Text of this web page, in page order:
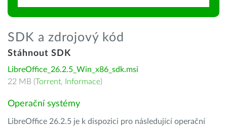
SDK a zdrojový kód
Stáhnout SDK
LibreOffice_26.2.5_Win_x86_sdk.msi
22 MB (Torrent, Informace)
Operační systémy
LibreOffice 26.2.5 je k dispozici pro následující operační